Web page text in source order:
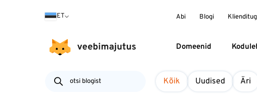
ET Abi Blogi
Domeenid
Kõik Uudised Äri